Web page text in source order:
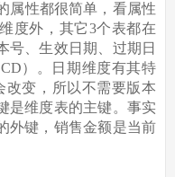
性都很简单，看属性
度外，其它3个表都在
号、生效日期、过期日
）。日期维度有其特
改变，所以不需要版本
是维度表的主键。事实
外键，销售金额是当前